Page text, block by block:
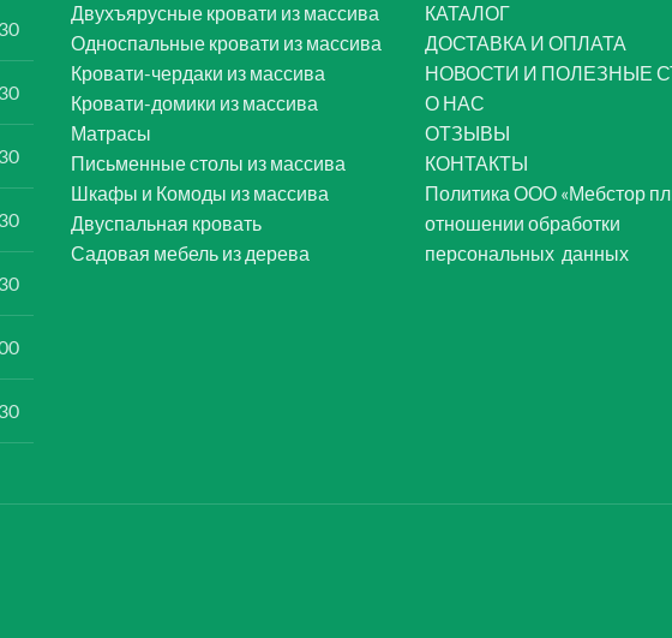
Двухъярусные кровати из массива
Односпальные кровати из массива
Кровати-чердаки из массива
Кровати-домики из массива
Матрасы
Письменные столы из массива
Шкафы и Комоды из массива
Двуспальная кровать
Садовая мебель из дерева
КАТАЛОГ
ДОСТАВКА И ОПЛАТА
НОВОСТИ И ПОЛЕЗНЫЕ
О НАС
ОТЗЫВЫ
КОНТАКТЫ
Политика ООО «Мебстор
отношении обработки
персональных данных